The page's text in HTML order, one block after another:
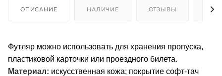
ОПИСАНИЕ НАЛИЧИЕ ОТЗЫВЫ
Футляр можно использовать для хранения пропуска,
пластиковой карточки или проездного билета.
Материал: искусственная кожа; покрытие софт-тач